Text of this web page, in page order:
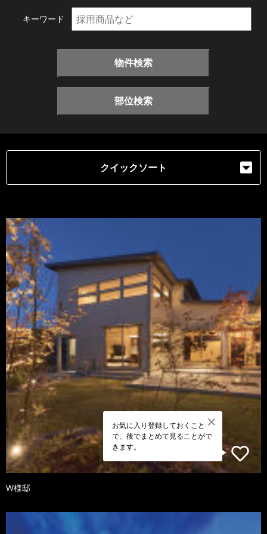
キーワード
物件検索
部位検索
クイックソート
お気に入り登録しておくこと
で、後でまとめて見ることがで
きます。
W様邸